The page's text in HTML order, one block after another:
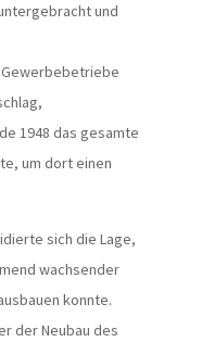
und
Gewerbebetriebe
1948 das gesamte
um dort einen
sich die Lage,
wachsender
konnte.
der Neubau des